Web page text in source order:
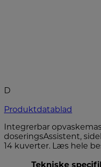
D
Produktdatablad
Integrerbar
doseringsAssistent,
14 kuverter. Læs hele
Tekniske